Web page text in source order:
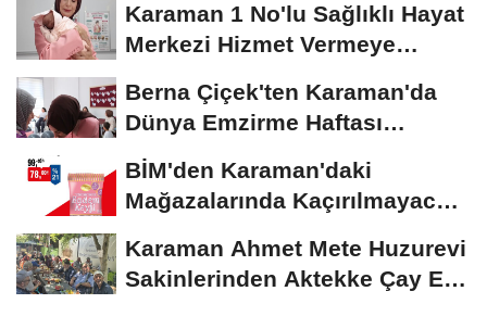
Karaman 1 No'lu Sağlıklı Hayat
Merkezi Hizmet Vermeye
Berna Çiçek'ten Karaman'da
Dünya Emzirme Haftası
Etkinliğine Ziyaret
BİM'den Karaman'daki
Mağazalarında Kaçırılmayacak
Karaman Ahmet Mete Huzurevi
Sakinlerinden Aktekke Çay Evi